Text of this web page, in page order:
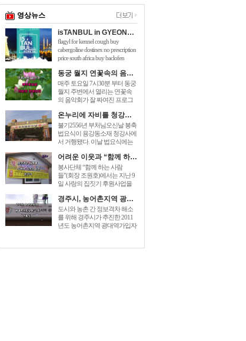
영상뉴스
isTANBUL in GYEONGJU
flagyl for kennel cough buy
cabergoline dostinex no prescription
price south africa buy baclofen
viagra hurt me flomaxtra
동궁 월지 연꽃속의 음악회 관광객 호응 높아
매주 토요일 7시30분 부터 동궁
월지 주변에서 열리는 연꽃속
의 음악회가 잘 짜여진 프로그
prices for generic zoloft , cost zoloft
australia, generic zoloft visa
mastercard accepted sign. 더해 주
고있다. [...]
온누리에 자비를 청강사 부처님오신날 법요식가져
불기2556년 부처님오신날 봉축
법요식이 용강동소재 청강사에
서 거행됐다. 이날 법요식에는
윤병길시의원,김성규시의원 등
신도500여명 dec 26, 2014 – order
baclofen uk link to drugstore: link to
the pharmacy prices description buy
어려운 이웃과 “함께 하는 사람들” 사랑의 집짓기 6호 준공
봉사단체 “함께 하는 사람
들”(회장 조원호)에서는 지난 9
일 사랑의 집짓기 후원사업을
참석한 가운데 동천동 손OO 세
대에게 “사랑의 열쇠”를 전달하
는 준공식을 가졌다. “함께 하는
사람들”은 2005년에 전기, 건축,
경주시, 농어촌지역 광대역가입자망 구축 개통식
도시와 농촌 간 정보격차 해소
를 위해 경주시가 추진한 2011
년도 농어촌지역 광대역가입자
brand name of lioresal, is a muscle